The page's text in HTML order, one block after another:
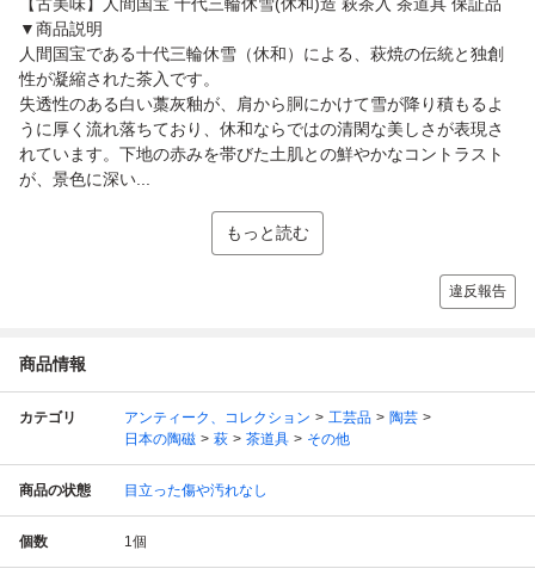
▼商品説明
人間国宝である十代三輪休雪（休和）による、萩焼の伝統と独創
性が凝縮された茶入です。
失透性のある白い藁灰釉が、肩から胴にかけて雪が降り積もるよ
うに厚く流れ落ちており、休和ならではの清閑な美しさが表現さ
れています。下地の赤みを帯びた土肌との鮮やかなコントラスト
が、景色に深い...
もっと読む
違反報告
商品情報
カテゴリ アンティーク、コレクション 工芸品
陶芸
日本の陶磁
萩 茶道具 その他
商品の状態 目立った傷や汚れなし
個数 1個